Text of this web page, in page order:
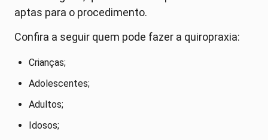
aptas para o procedimento.
Confira a seguir quem pode fazer a quiropraxia:
Crianças;
Adolescentes;
Adultos;
Idosos;